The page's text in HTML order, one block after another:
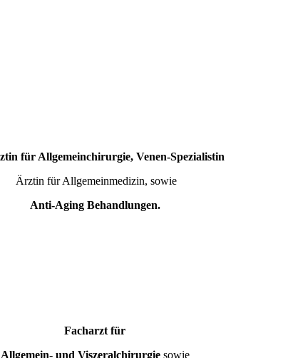
für Allgemeinchirurgie, Venen-Spezialistin
Ärztin für Allgemeinmedizin, sowie
Anti-Aging Behandlungen.
Facharzt für
Allgemein- und Viszeralchirurgie sowie